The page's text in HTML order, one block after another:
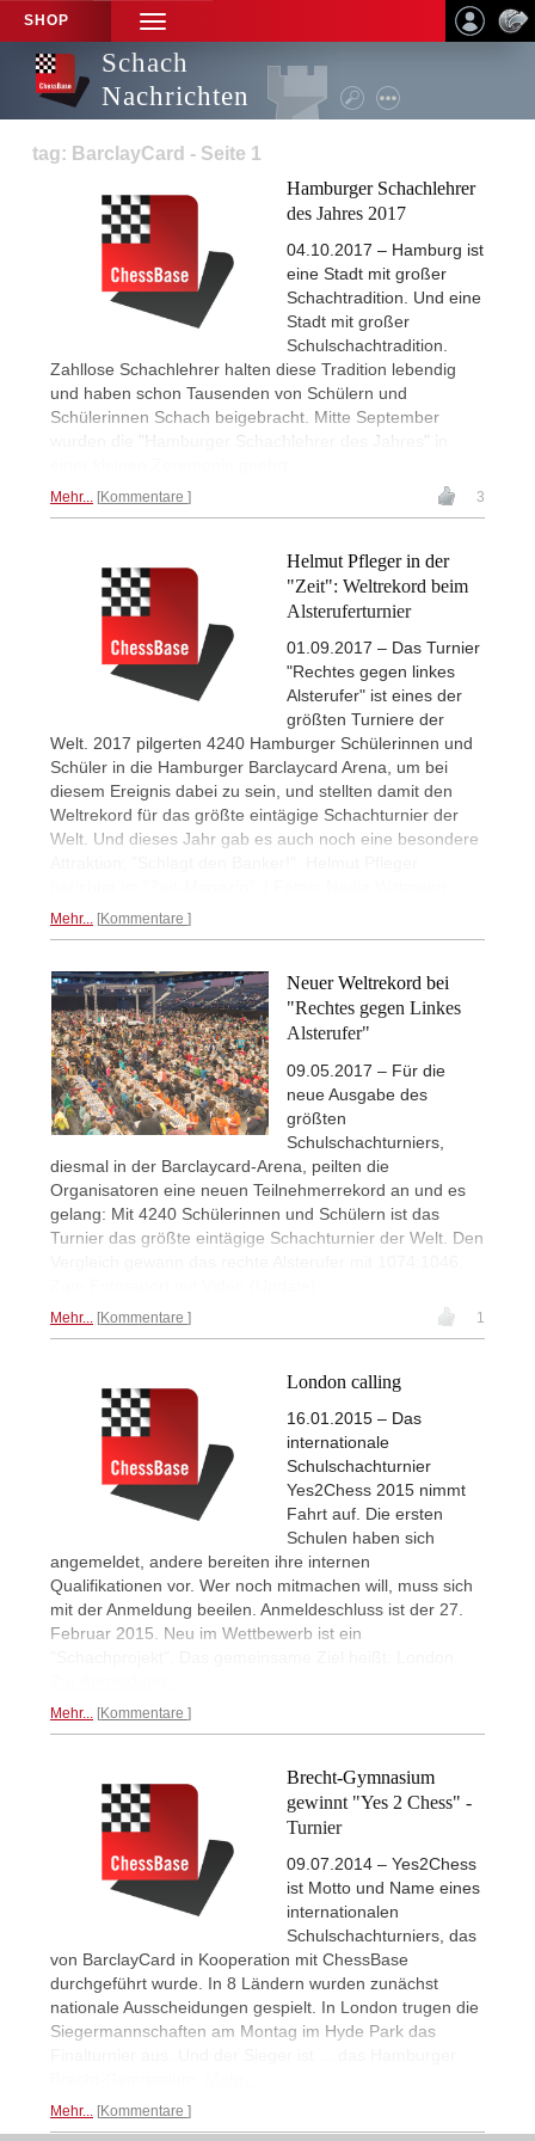
SHOP
TOGGLE
NAVIGATION
Schach
Nachrichten
tag: BarclayCard - Seite 1
Hamburger Schachlehrer
des Jahres 2017
04.10.2017 – Hamburg ist
eine Stadt mit großer
Schachtradition. Und eine
Stadt mit großer
Schulschachtradition.
Zahllose Schachlehrer halten diese Tradition lebendig
und haben schon Tausenden von Schülern und
Schülerinnen Schach beigebracht. Mitte September
wurden die "Hamburger Schachlehrer des Jahres" in
Mehr... Kommentare 3
Helmut Pfleger in der
"Zeit": Weltrekord beim
Alsteruferturnier
01.09.2017 – Das Turnier
"Rechtes gegen linkes
Alsterufer" ist eines der
größten Turniere der
Welt. 2017 pilgerten 4240 Hamburger Schülerinnen und
Schüler in die Hamburger Barclaycard Arena, um bei
diesem Ereignis dabei zu sein, und stellten damit den
Weltrekord für das größte eintägige Schachturnier der
Welt. Und dieses Jahr gab es auch noch eine besondere
Mehr... Kommentare
Neuer Weltrekord bei
"Rechtes gegen Linkes
Alsterufer"
09.05.2017 – Für die
neue Ausgabe des
größten
Schulschachturniers,
diesmal in der Barclaycard-Arena, peilten die
Organisatoren eine neuen Teilnehmerrekord an und es
gelang: Mit 4240 Schülerinnen und Schülern ist das
Turnier das größte eintägige Schachturnier der Welt. Den
Mehr... Kommentare 1
London calling
16.01.2015 – Das
internationale
Schulschachturnier
Yes2Chess 2015 nimmt
Fahrt auf. Die ersten
Schulen haben sich
angemeldet, andere bereiten ihre internen
Qualifikationen vor. Wer noch mitmachen will, muss sich
mit der Anmeldung beeilen. Anmeldeschluss ist der 27.
Februar 2015. Neu im Wettbewerb ist ein
Mehr... Kommentare
Brecht-Gymnasium
gewinnt "Yes 2 Chess" -
Turnier
09.07.2014 – Yes2Chess
ist Motto und Name eines
internationalen
Schulschachturniers, das
von BarclayCard in Kooperation mit ChessBase
durchgeführt wurde. In 8 Ländern wurden zunächst
nationale Ausscheidungen gespielt. In London trugen die
Siegermannschaften am Montag im Hyde Park das
Mehr... Kommentare